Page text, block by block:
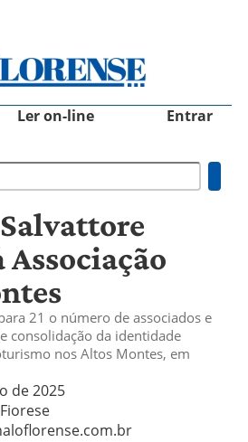
Ler on-line Entrar
21 o número de associados e
consolidação da identidade
nos Altos Montes, em
de 2025